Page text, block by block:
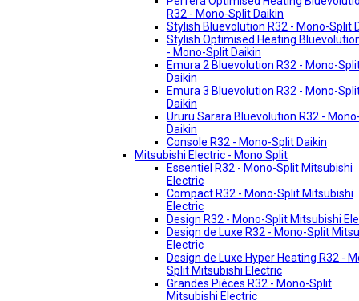
R32 - Mono-Split Daikin
Stylish Bluevolution R32 - Mono-Split
Stylish Optimised Heating
- Mono-Split Daikin
Emura 2 Bluevolution R32 - Mono-
Daikin
Emura 3 Bluevolution R32 - Mono-
Daikin
Ururu Sarara Bluevolution R32 -
Daikin
Console R32 - Mono-Split Daikin
Mitsubishi Electric - Mono Split
Essentiel R32 - Mono-Split Mitsubishi
Electric
Compact R32 - Mono-Split Mitsubishi
Electric
Design R32 - Mono-Split Mitsubishi
Design de Luxe R32 - Mono-Split
Electric
Design de Luxe Hyper Heating R32 -
Split Mitsubishi Electric
Grandes Pièces R32 - Mono-Split
Mitsubishi Electric